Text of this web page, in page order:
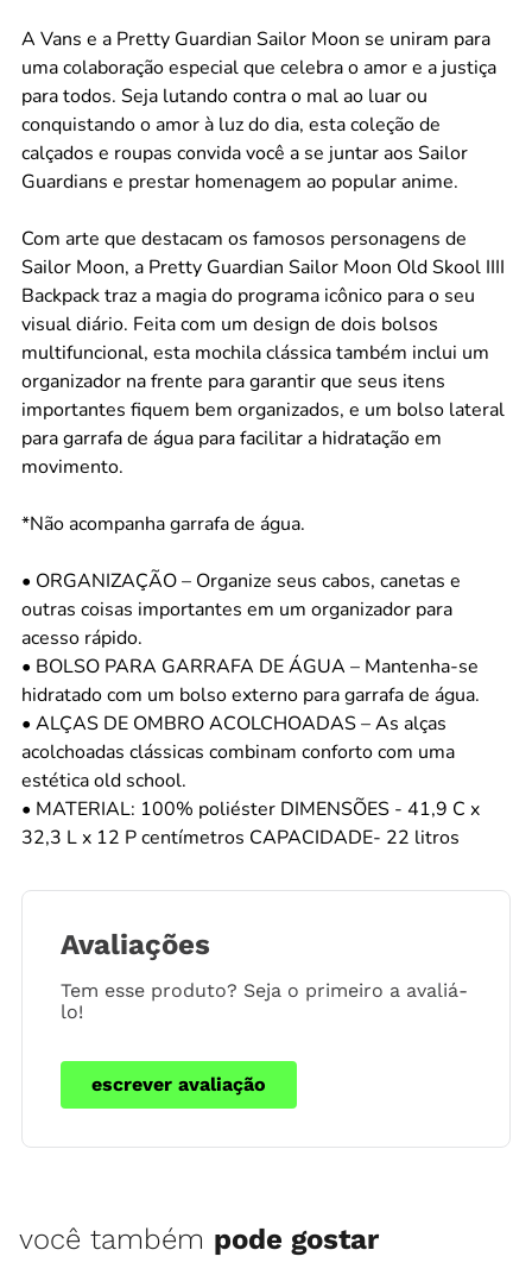
A Vans e a Pretty Guardian Sailor Moon se uniram para
uma colaboração especial que celebra o amor e a justiça
para todos. Seja lutando contra o mal ao luar ou
conquistando o amor à luz do dia, esta coleção de
calçados e roupas convida você a se juntar aos Sailor
Guardians e prestar homenagem ao popular anime.
Com arte que destacam os famosos personagens de
Sailor Moon, a Pretty Guardian Sailor Moon Old Skool IIII
Backpack traz a magia do programa icônico para o seu
visual diário. Feita com um design de dois bolsos
multifuncional, esta mochila clássica também inclui um
organizador na frente para garantir que seus itens
importantes fiquem bem organizados, e um bolso lateral
para garrafa de água para facilitar a hidratação em
movimento.
*Não acompanha garrafa de água.
• ORGANIZAÇÃO – Organize seus cabos, canetas e
outras coisas importantes em um organizador para
acesso rápido.
• BOLSO PARA GARRAFA DE ÁGUA – Mantenha-se
hidratado com um bolso externo para garrafa de água.
• ALÇAS DE OMBRO ACOLCHOADAS – As alças
acolchoadas clássicas combinam conforto com uma
estética old school.
• MATERIAL: 100% poliéster DIMENSÕES - 41,9 C x
32,3 L x 12 P centímetros CAPACIDADE- 22 litros
Avaliações
Tem esse produto? Seja o primeiro a avaliá-
lo!
escrever avaliação
você também pode gostar